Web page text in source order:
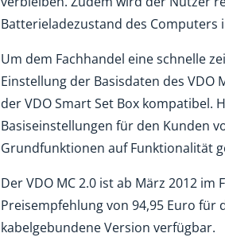
Batterieladezustand des Computers
Um dem Fachhandel eine schnelle
Einstellung der Basisdaten des VDO
der VDO Smart Set Box kompatibel.
Basiseinstellungen für den Kunden
Grundfunktionen auf Funktionalität
Der VDO MC 2.0 ist ab März 2012
Preisempfehlung von 94,95 Euro für
kabelgebundene Version verfügbar.